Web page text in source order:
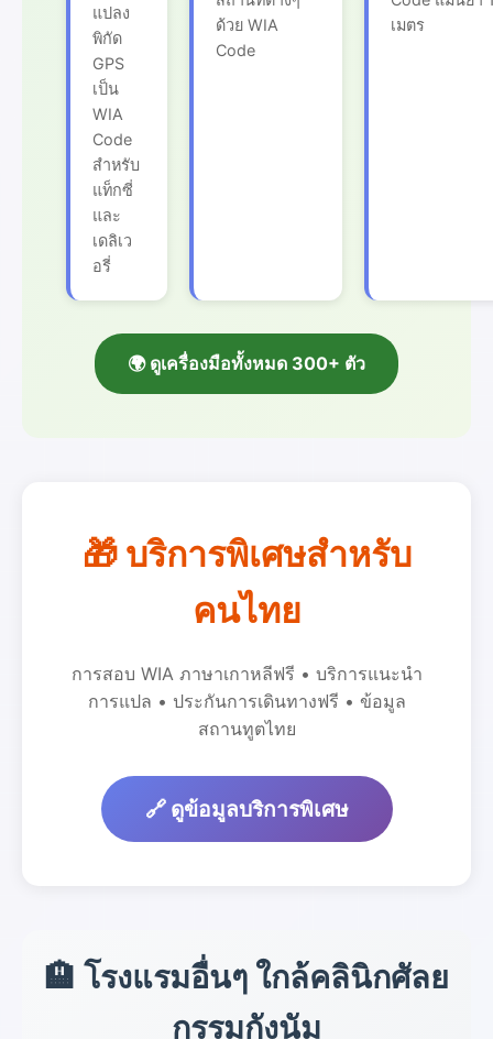
แปลง
พิกัด
GPS
เป็น
WIA
Code
สำหรับ
แท็กซี่
และ
เดลิเว
อรี่
ด้วย WIA
Code
เมตร
🌍 ดูเครื่องมือทั้งหมด 300+ ตัว
🎁 บริการพิเศษสำหรับ
คนไทย
การสอบ WIA ภาษาเกาหลีฟรี • บริการแนะนำ
การแปล • ประกันการเดินทางฟรี • ข้อมูล
สถานทูตไทย
🔗 ดูข้อมูลบริการพิเศษ
🏨 โรงแรมอื่นๆ ใกล้คลินิกศัลย
กรรมกังนัม